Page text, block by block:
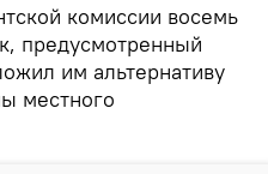
комиссии восемь
предусмотренный
им альтернативу
местного